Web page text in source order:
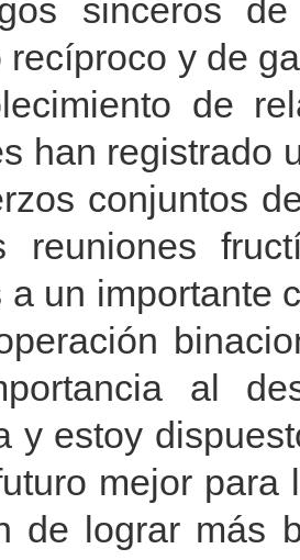
sinceros
recíproco y de
de
han registrado
conjuntos
reuniones
a un importante
al
y estoy
mejor para
de lograr más